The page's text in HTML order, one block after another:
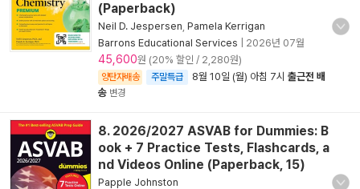
(Paperback)
Neil D. Jespersen Pamela Kerrigan
Barrons Educational Services
2026년 07월
45,600원 (20% 할인 / 2,280원)
양탄자배송 주말특급 8월 10일 (월) 아침 7시 출근전 배
송 변경
8. 2026/2027 ASVAB for Dummies: B
ook + 7 Practice Tests, Flashcards, a
nd Videos Online (Paperback, 15)
Papple Johnston